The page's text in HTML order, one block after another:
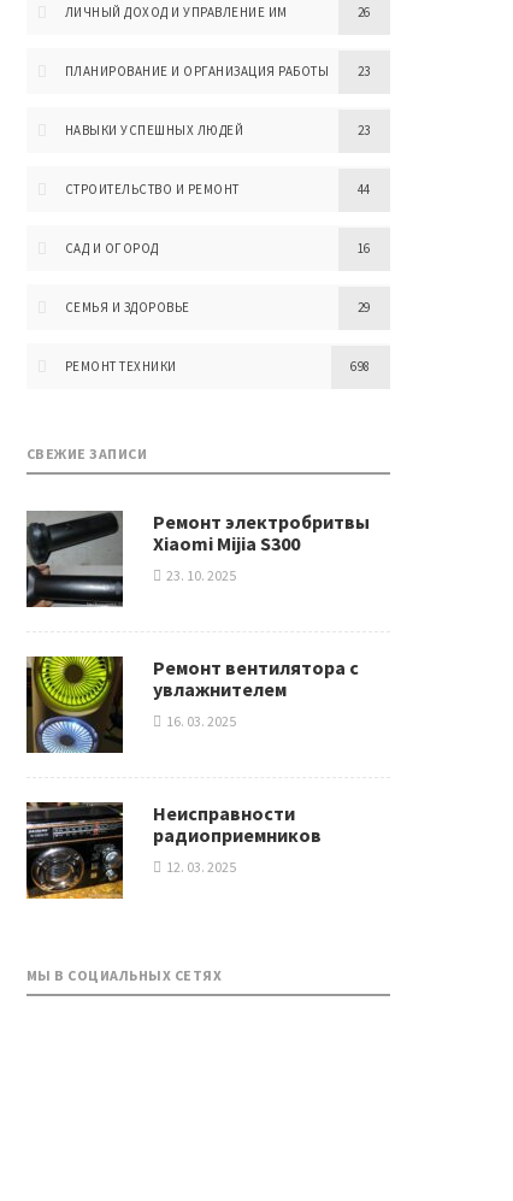
ЛИЧНЫЙ ДОХОД И УПРАВЛЕНИЕ ИМ 26
ПЛАНИРОВАНИЕ И ОРГАНИЗАЦИЯ РАБОТЫ 23
НАВЫКИ УСПЕШНЫХ ЛЮДЕЙ 23
СТРОИТЕЛЬСТВО И РЕМОНТ 44
САД И ОГОРОД 16
СЕМЬЯ И ЗДОРОВЬЕ 29
РЕМОНТ ТЕХНИКИ 698
СВЕЖИЕ ЗАПИСИ
Ремонт электробритвы
Xiaomi Mijia S300
23. 10. 2025
Ремонт вентилятора с
увлажнителем
16. 03. 2025
Неисправности
радиоприемников
12. 03. 2025
МЫ В СОЦИАЛЬНЫХ СЕТЯХ